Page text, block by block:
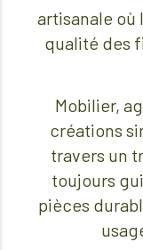
artisanale où
qualité des
Mobilier,
créations
travers un
toujours
pièces